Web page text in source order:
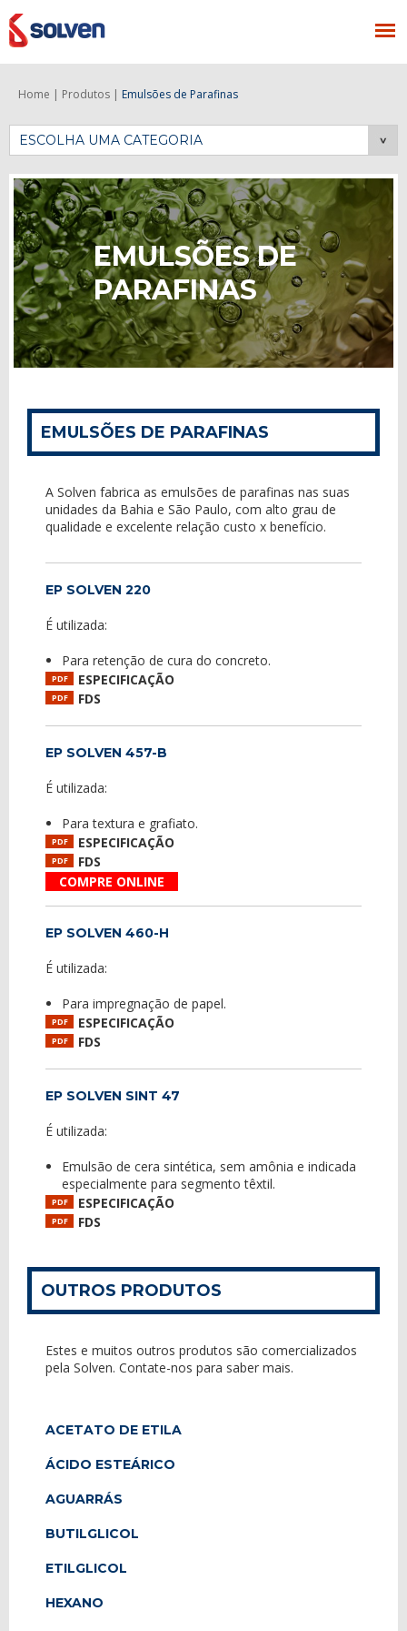
Home | Produtos | Emulsões de Parafinas
ESCOLHA UMA CATEGORIA
EMULSÕES DE
PARAFINAS
EMULSÕES DE PARAFINAS
A Solven fabrica as emulsões de parafinas nas suas
unidades da Bahia e São Paulo, com alto grau de
qualidade e excelente relação custo x benefício.
EP SOLVEN 220
É utilizada:
Para retenção de cura do concreto.
PDF ESPECIFICAÇÃO
PDF FDS
EP SOLVEN 457-B
É utilizada:
Para textura e grafiato.
PDF ESPECIFICAÇÃO
PDF
FDS
COMPRE ONLINE
EP SOLVEN 460-H
É utilizada:
Para impregnação de papel.
PDF ESPECIFICAÇÃO
PDF FDS
EP SOLVEN SINT 47
É utilizada:
Emulsão de cera sintética, sem amônia e indicada
especialmente para segmento têxtil.
PDF ESPECIFICAÇÃO
PDF FDS
OUTROS PRODUTOS
Estes e muitos outros produtos são comercializados
pela Solven. Contate-nos para saber mais.
ACETATO DE ETILA
ÁCIDO ESTEÁRICO
AGUARRÁS
BUTILGLICOL
ETILGLICOL
HEXANO